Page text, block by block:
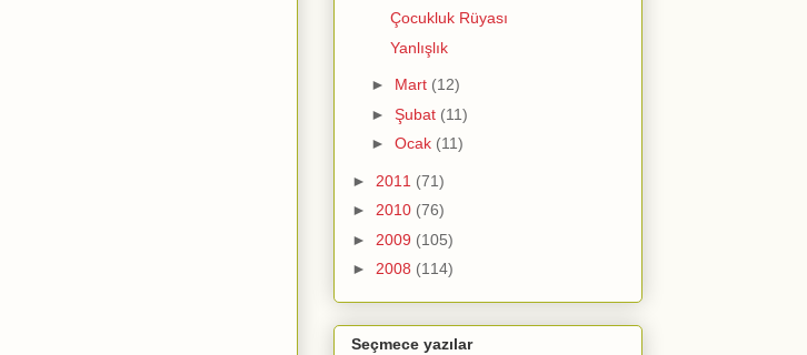
Çocukluk Rüyası
Yanlışlık
► Mart (12)
► Şubat (11)
► Ocak (11)
► 2011 (71)
► 2010 (76)
► 2009 (105)
► 2008 (114)
Seçmece yazılar